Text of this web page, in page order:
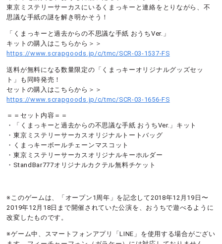
東京ミステリーサーカスにいるくまっキーと連絡をとりながら、不
思議な手紙の謎を解き明かそう！
「くまっキーと過去からの不思議な手紙 おうちVer.」
キットの購入はこちらから＞＞
https://www.scrapgoods.jp/c/tmc/SCR-03-1537-FS
送料が無料になる数量限定の「くまっキーオリジナルグッズセッ
ト」も同時発売！
セットの購入はこちらから＞＞
https://www.scrapgoods.jp/c/tmc/SCR-03-1656-FS
＝＝セット内容＝＝
・「くまっキーと過去からの不思議な手紙 おうちVer.」キット
・東京ミステリーサーカスオリジナルトートバッグ
・くまっキーボールチェーンマスコット
・東京ミステリーサーカスオリジナルキーホルダー
・StandBar777オリジナルカクテル無料チケット
※このゲームは、「オープン1周年」を記念して2018年12月19日〜
2019年12月18日まで開催されていた公演を、おうちで遊べるように
改変したものです。
※ゲーム中、スマートフォンアプリ「LINE」を使用する場合がござい